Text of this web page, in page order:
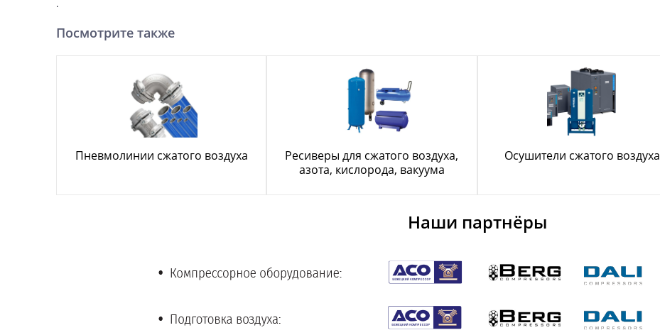
.
Посмотрите также
Пневмолинии сжатого воздуха
Ресиверы для сжатого воздуха,
азота, кислорода, вакуума
Осушители сжатого воздуха
Наши партнёры